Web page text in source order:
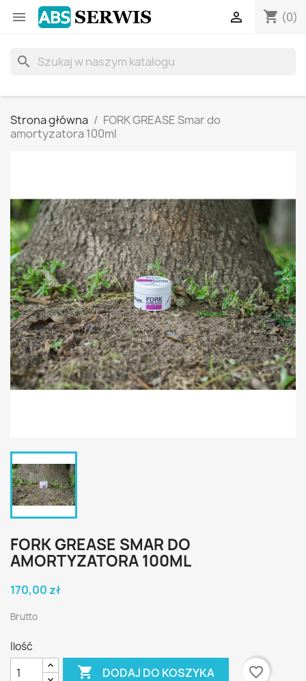
 shopping_cart (0)

search
Strona główna
FORK GREASE Smar do
amortyzatora 100ml
FORK GREASE SMAR DO
AMORTYZATORA 100ML
170,00 zł
Brutto
Ilość
 DODAJ DO KOSZYKA favorite_border